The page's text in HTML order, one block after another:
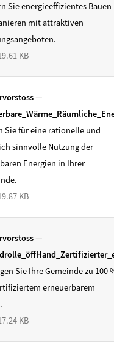
Sie energieeffizientes Bauen
mit attraktiven
KB
—
Sie für eine rationelle und
sinnvolle Nutzung der
Energien in Ihrer
KB
—
Sie Ihre Gemeinde zu 100
erneuerbarem
KB